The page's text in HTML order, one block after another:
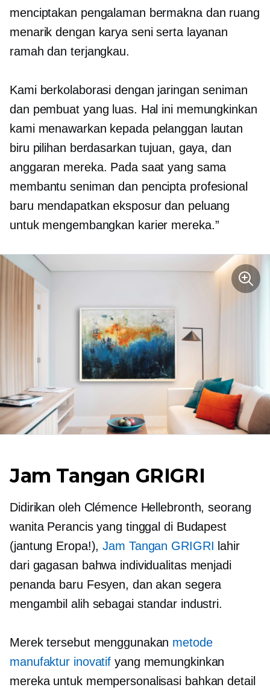
menciptakan pengalaman bermakna dan ruang
menarik dengan karya seni serta layanan
ramah dan terjangkau.
Kami berkolaborasi dengan jaringan seniman
dan pembuat yang luas. Hal ini memungkinkan
kami menawarkan kepada pelanggan lautan
biru pilihan berdasarkan tujuan, gaya, dan
anggaran mereka. Pada saat yang sama
membantu seniman dan pencipta profesional
baru mendapatkan eksposur dan peluang
untuk mengembangkan karier mereka.”
Jam Tangan GRIGRI
Didirikan oleh Clémence Hellebronth, seorang
wanita Perancis yang tinggal di Budapest
(jantung Eropa!),Jam Tangan GRIGRI lahir
dari gagasan bahwa individualitas menjadi
penanda baru Fesyen, dan akan segera
mengambil alih sebagai standar industri.
Merek tersebut menggunakan metode
manufaktur inovatif yang memungkinkan
mereka untuk mempersonalisasi bahkan detail